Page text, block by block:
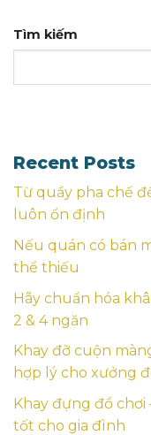
Tìm kiếm
Recent Posts
Từ quầy pha chế
luôn ổn định
Nếu quán có bán
thể thiếu
Hãy chuẩn hóa
2 & 4 ngăn
Khay đỡ cuộn
hợp lý cho xưởng
Khay đựng đồ chơi
tốt cho gia đình